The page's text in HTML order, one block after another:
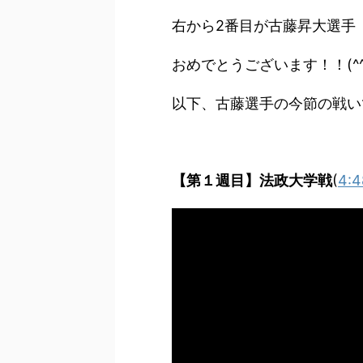
右から2番目が古藤昇大選手
おめでとうございます！！
以下、古藤選手の今節の戦い
【第１週目】法政大学戦(